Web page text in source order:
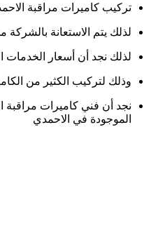
تركيب كاميرات مراقبة
لذلك يتم الاستعانة
لذلك نجد أن أسعار الخدمات
وذلك لتركيب الكثير من
نجد أن فني كاميرات مراقبة
الموجودة في الاحمدي